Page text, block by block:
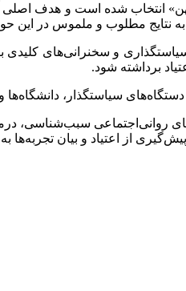
انتخاب شده است و هدف اصلی
نتایج مطلوب و ملموس در این
و سخنرانی‌های
برداشته شود.
سیاستگذار،
روانی‌اجتماعی
از اعتیاد و بیان